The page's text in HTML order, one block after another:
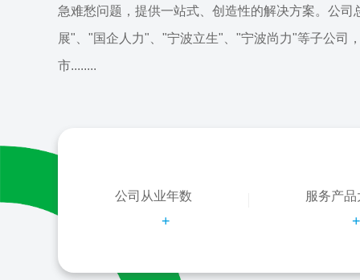
急难愁问题，提供一站式、创造性的解决方案。公
展"、"国企人力"、"宁波立生"、"宁波尚力"等子公司
市........
公司从业年数
+
服务产